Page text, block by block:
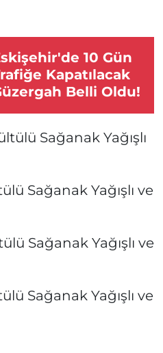
10 Gün
Kapatılacak
Belli Oldu!
Sağanak Yağışlı
Sağanak Yağışlı ve
Sağanak Yağışlı ve
Sağanak Yağışlı ve